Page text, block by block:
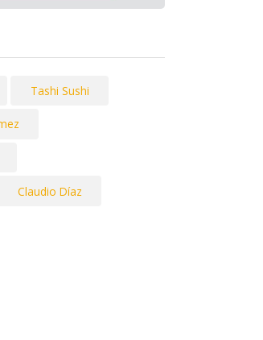
Tashi Sushi
Claudio Díaz